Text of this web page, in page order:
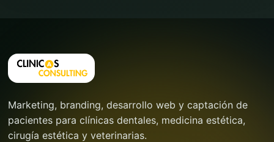
Marketing, branding, desarrollo web y captación de
pacientes para clínicas dentales, medicina estética,
cirugía estética y veterinarias.